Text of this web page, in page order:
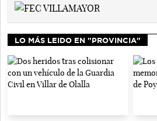
LO MÁS LEIDO EN "PROVINCIA"